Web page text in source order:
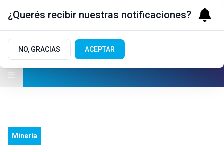
Minería
¿Querés recibir nuestras notificaciones?
NO, GRACIAS ACEPTAR